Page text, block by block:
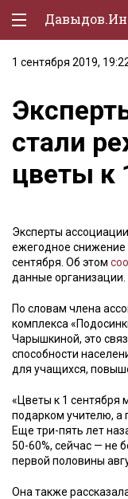
Политическая
Экономика
Природа
Образование
Культура
Lifestyle
Мурзилка
1 сентября 2019,
стали
цветы к
Эксперты
ежегодное снижение
сентября. Об этом
данные организации.
По словам члена
комплекса
Чарышкиной, это
способности
для учащихся,
«Цветы к 1 сентября
подарком учителю, а
Еще три-пять лет
50-60%, сейчас — не
первой половины
Она также